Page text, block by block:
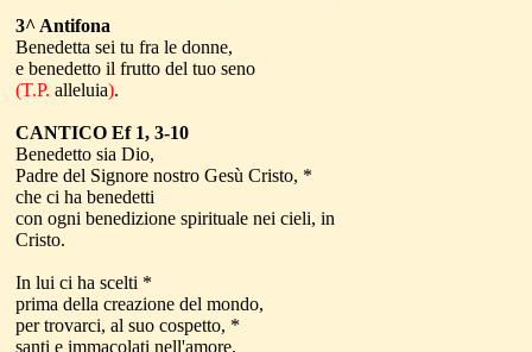
3^ Antifona
Benedetta sei tu fra le donne,
e benedetto il frutto del tuo seno
(T.P. alleluia).
CANTICO Ef 1, 3-10
Benedetto sia Dio,
Padre del Signore nostro Gesù Cristo, *
che ci ha benedetti
con ogni benedizione spirituale nei cieli, in
Cristo.
In lui ci ha scelti *
prima della creazione del mondo,
per trovarci, al suo cospetto, *
santi e immacolati nell'amore.